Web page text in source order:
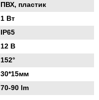
ПВХ, пластик
1 Вт
IP65
12 В
152°
30*15мм
70-90 lm